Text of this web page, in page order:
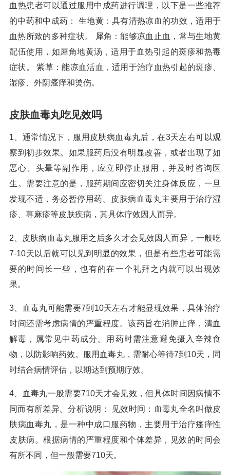
血热患者可以通过服用中成药进行调理，以下是一些推荐
的中药和中成药： 生地黄：具有清热凉血的功效，适用于
血热所致的多种症状。 犀角：能够凉血止血，常与生地黄
配伍使用，如犀角地黄汤，适用于血热引起的斑疹和热毒
症状。 紫草：能凉血活血，适用于治疗血热引起的斑疹、
湿疹、外阴瘙痒和烫伤。
皮肤血毒丸吃见效吗
1、通常情况下，服用皮肤病血毒丸后，在3天左右可以观
察到初步效果。如果服药后没有明显改善，或者出现了如
恶心、头晕等副作用，应立即停止服用，并及时咨询医
生。需要注意的是，服药期间应密切关注身体反应，一旦
发现不适，务必暂停用药。皮肤病血毒丸主要用于治疗湿
疹、荨麻疹等皮肤疾病，其具体疗效因人而异。
2、皮肤病血毒丸服用之后多久才会见效因人而异，一般吃
7-10天以后就可以见到明显的效果，但是有些患者可能需
要的时间长一些，也有的在一个礼拜之内就可以出现效
果。
3、血毒丸可能需要7到10天左右才能显现效果，具体治疗
时间还需考虑病情的严重程度。该药旨在消肿止痒，清血
解毒，属常见中药成分。用药时需注意避免摄入辛辣食
物，以防影响药效。服用血毒丸，需耐心等待7到10天，同
时结合病情评估，以期达到预期疗效。
4、血毒丸一般需要710天才会见效，但具体时间因病情不
同而有所差异。分析说明： 见效时间：血毒丸全名叫做皮
肤病血毒丸，是一种中成口服药物，主要用于治疗瘙痒性
皮肤病。根据病情的严重程度和个体差异，见效的时间会
有所不同，但一般需要710天。